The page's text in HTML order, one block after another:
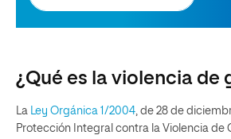
¿Qué es la violencia de
La Ley Orgánica 1/2004 , de 28 de
Protección Integral contra la Violencia de